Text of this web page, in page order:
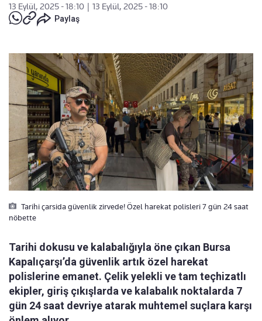
13 Eylül, 2025 - 18:10
13 Eylül, 2025 - 18:10
Paylaş
Tarihi çarsida güvenlik zirvede! Özel harekat polisleri 7 gün 24 saat
nöbette
Tarihi dokusu ve kalabalığıyla öne çıkan Bursa
Kapalıçarşı’da güvenlik artık özel harekat
polislerine emanet. Çelik yelekli ve tam teçhizatlı
ekipler, giriş çıkışlarda ve kalabalık noktalarda 7
gün 24 saat devriye atarak muhtemel suçlara karşı